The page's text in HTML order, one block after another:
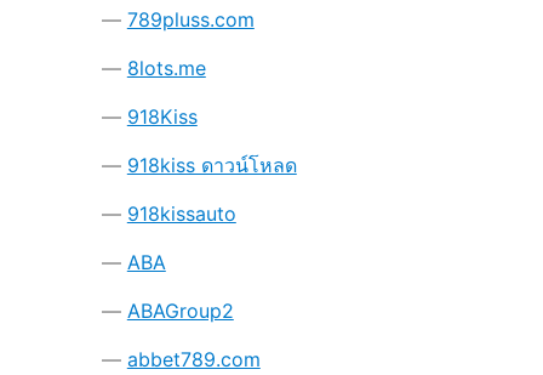
789pluss.com
8lots.me
918Kiss
918kiss ดาวน์โหลด
918kissauto
ABA
ABAGroup2
abbet789.com